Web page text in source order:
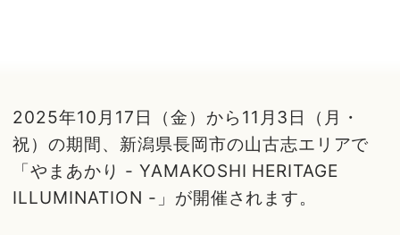
2025年10月17日（金）から11月3日（月・
祝）の期間、新潟県長岡市の山古志エリアで
「やまあかり - YAMAKOSHI HERITAGE
ILLUMINATION -」が開催されます。